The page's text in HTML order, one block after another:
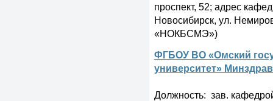
проспект, 52; адрес
Новосибирск, ул.
«НОКБСМЭ»)
ФГБОУ ВО «Омский
университет»
Должность: зав.